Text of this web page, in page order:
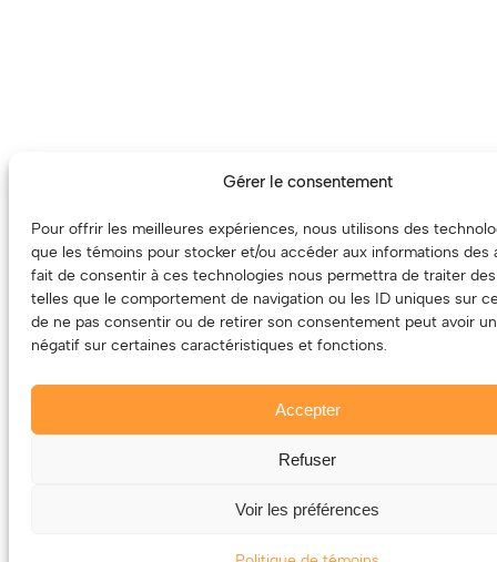
Gérer le consentement
Pour offrir les meilleures expériences, nous utilisons des
que les témoins pour stocker et/ou accéder aux informations des
fait de consentir à ces technologies nous permettra de traiter
telles que le comportement de navigation ou les ID uniques sur
de ne pas consentir ou de retirer son consentement peut avoir
négatif sur certaines caractéristiques et fonctions.
Accepter
Refuser
Voir les préférences